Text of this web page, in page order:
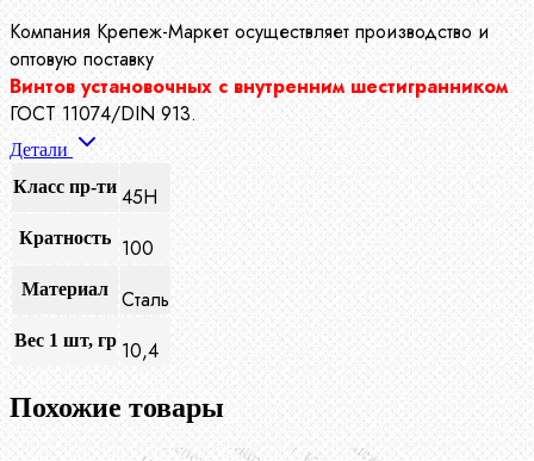
Компания Крепеж-Маркет осуществляет производство и
оптовую поставку
Винтов установочных с внутренним шестигранником
ГОСТ 11074/DIN 913.
Детали
Класс пр-ти 45H
Кратность 100
Материал Сталь
Вес 1 шт, гр 10,4
Похожие товары